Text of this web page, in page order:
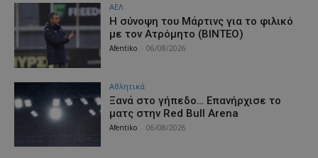
ΑΕΛ
H σύνοψη του Μάρτινς για το φιλικό
με τον Ατρόμητο (ΒΙΝΤΕΟ)
Afentiko 06/08/2026
Αθλητικά
Ξανά στο γήπεδο… Επανήρχισε το
ματς στην Red Bull Arena
Afentiko 06/08/2026